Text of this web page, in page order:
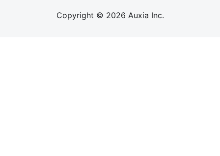
Copyright © 2026 Auxia Inc.